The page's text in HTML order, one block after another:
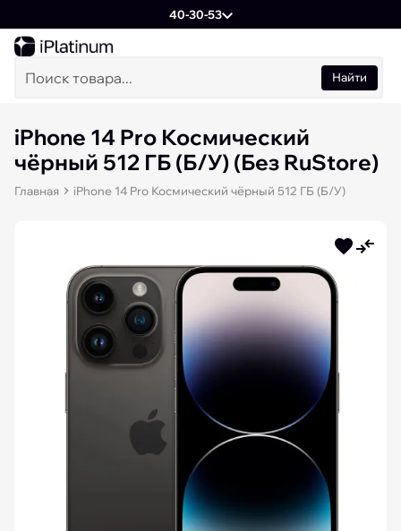
40-30-53
Найти
iPhone 14 Pro Космический
чёрный 512 ГБ (Б/У) (Без RuStore)
Главная iPhone 14 Pro Космический чёрный 512 ГБ (Б/У)